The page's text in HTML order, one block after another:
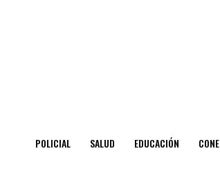
POLICIAL SALUD EDUCACIÓN